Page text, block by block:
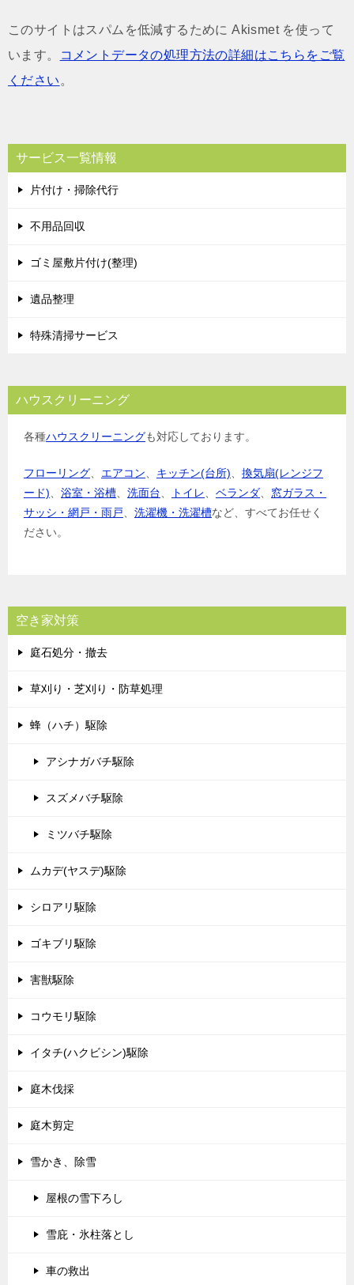
このサイトはスパムを低減するために Akismet を使って
います。
コメントデータの処理方法の詳細はこちらをご覧
ください 。
サービス一覧情報
片付け・掃除代行
不用品回収
ゴミ屋敷片付け(整理)
遺品整理
特殊清掃サービス
ハウスクリーニング
各種ハウスクリーニングも対応しております。
フローリング エアコン キッチン(台所)
換気扇(レンジフ
ード)
浴室・浴槽 洗面台 トイレ ベランダ
窓ガラス・
サッシ・網戸・雨戸
洗濯機・洗濯槽など、すべてお任せく
ださい。
空き家対策
庭石処分・撤去
草刈り・芝刈り・防草処理
蜂（ハチ）駆除
アシナガバチ駆除
スズメバチ駆除
ミツバチ駆除
ムカデ(ヤスデ)駆除
シロアリ駆除
ゴキブリ駆除
害獣駆除
コウモリ駆除
イタチ(ハクビシン)駆除
庭木伐採
庭木剪定
雪かき、除雪
屋根の雪下ろし
雪庇・氷柱落とし
車の救出